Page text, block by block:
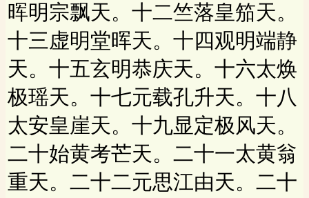
晖明宗飘天。十二竺落皇笳天。
十三虚明堂晖天。十四观明端静
天。十五玄明恭庆天。十六太焕
极瑶天。十七元载孔升天。十八
太安皇崖天。十九显定极风天。
二十始黄考芒天。二十一太黄翁
重天。二十二元思江由天。二十